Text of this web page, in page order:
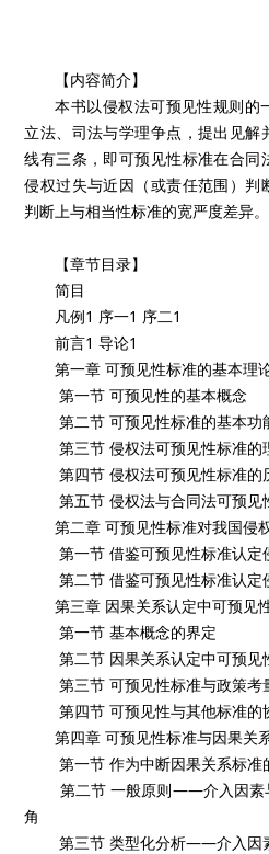
【内容简介】
本书以侵权法可预见性规则的
立法、司法与学理争点，提出见解
线有三条，即可预见性标准在合同
侵权过失与近因（或责任范围）判
判断上与相当性标准的宽严度差异。
【章节目录】
简目
凡例1 序一1 序二1
前言1 导论1
第一章 可预见性标准的基本理
第一节 可预见性的基本概念
第二节 可预见性标准的基本功
第三节 侵权法可预见性标准的
第四节 侵权法可预见性标准的
第五节 侵权法与合同法可预见
第二章 可预见性标准对我国侵
第一节 借鉴可预见性标准认定
第二节 借鉴可预见性标准认
第三章 因果关系认定中可预见
第一节 基本概念的界定
第二节 因果关系认定中可预见
第三节 可预见性标准与政策考
第四节 可预见性与其他标准的
第四章 可预见性标准与因果关
第一节 作为中断因果关系标准
第二节 一般原则——介入因素
角
第三节 类型化分析——介入因